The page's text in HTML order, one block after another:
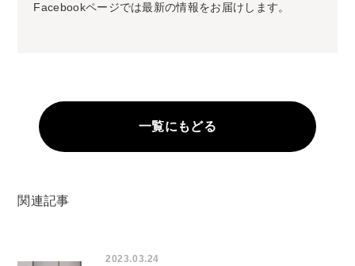
Facebookページでは最新の情報をお届けします。
一覧にもどる
関連記事
2023.03.24